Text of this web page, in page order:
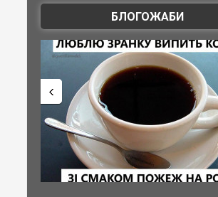
БЛОГОЖАБИ